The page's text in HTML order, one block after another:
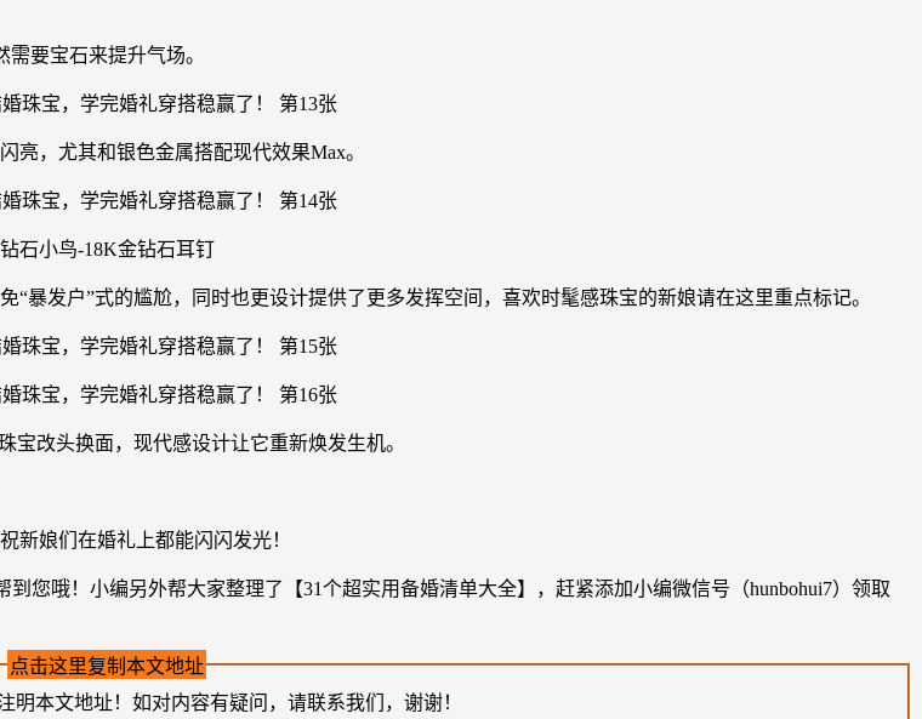
要宝石来提升气场。
，尤其和银色金属搭配现代效果Max。
钻石小鸟-18K金钻石耳钉
暴发户”式的尴尬，同时也更设计提供了更多发挥空间，喜欢时髦感珠宝的新娘请在这里重点标记。
改头换面，现代感设计让它重新焕发生机。
新娘们在婚礼上都能闪闪发光！
您哦！小编另外帮大家整理了【31个超实用备婚清单大全】，赶紧添加小编微信号（hunbohui7）领取
点击这里复制本文地址
明本文地址！如对内容有疑问，请联系我们，谢谢！